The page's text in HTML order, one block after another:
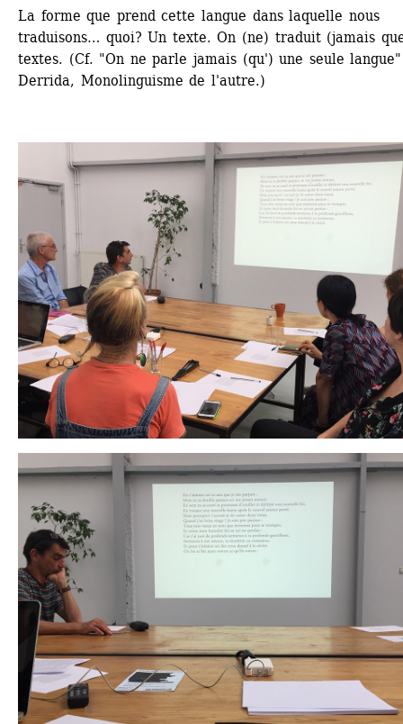
La forme que prend cette langue dans laquelle nous
traduisons… quoi? Un texte. On (ne) traduit (jamais
textes. (Cf. "On ne parle jamais (qu') une seule
Derrida, Monolinguisme de l'autre.)